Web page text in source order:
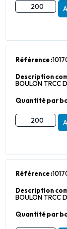
Référence :
Description
BOULON TRCC
Quantité par
Référence :
Description
BOULON TRCC
Quantité par